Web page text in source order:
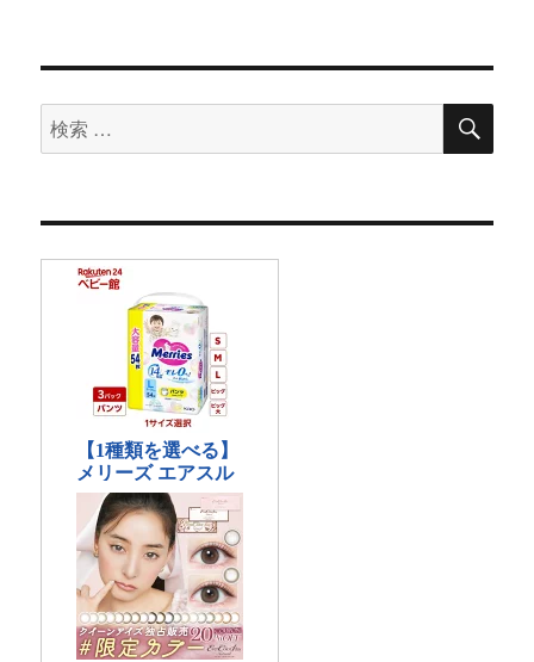
検
索
象:
検